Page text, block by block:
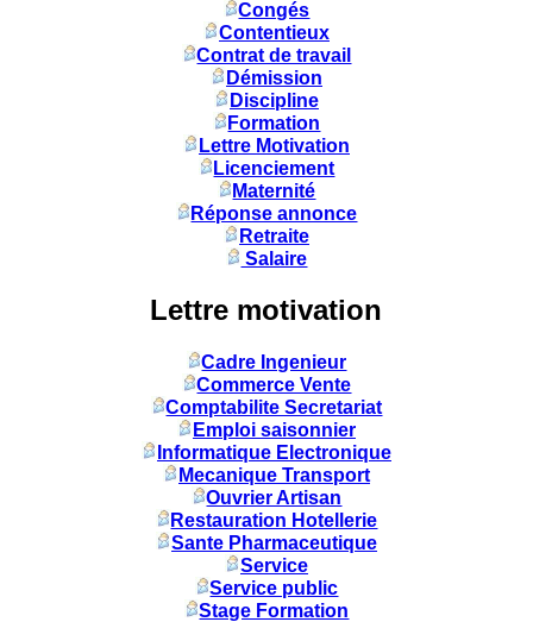
Congés
Contentieux
Contrat de travail
Démission
Discipline
Formation
Lettre Motivation
Licenciement
Maternité
Réponse annonce
Retraite
Salaire
Lettre motivation
Cadre Ingenieur
Commerce Vente
Comptabilite Secretariat
Emploi saisonnier
Informatique Electronique
Mecanique Transport
Ouvrier Artisan
Restauration Hotellerie
Sante Pharmaceutique
Service
Service public
Stage Formation